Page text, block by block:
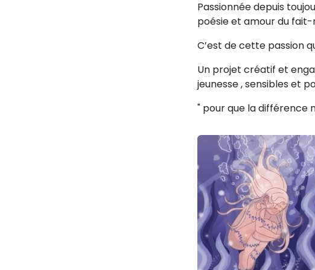
Passionnée depuis
poésie et amour du fait-
C’est de cette passion
Un projet créatif et
jeunesse , sensibles et
" pour que la différence